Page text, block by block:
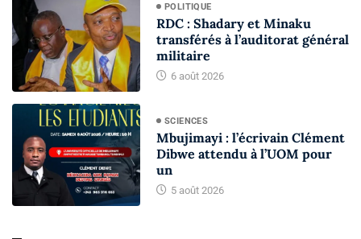
POLITIQUE
RDC : Shadary et Minaku
transférés à l’auditorat général
militaire
6 août 2026
SCIENCES
Mbujimayi : l’écrivain Clément
Dibwe attendu à l’UOM pour
un
5 août 2026